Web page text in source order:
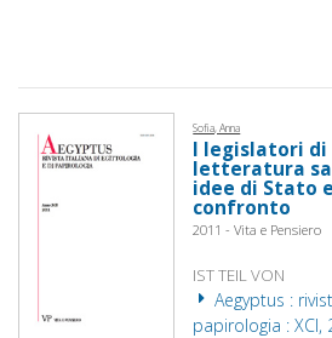
Sofia, Anna
I legislatori di
letteratura
idee di Stato
confronto
2011 - Vita e Pensiero
IST TEIL VON
Aegyptus :
papirologia : XCI,